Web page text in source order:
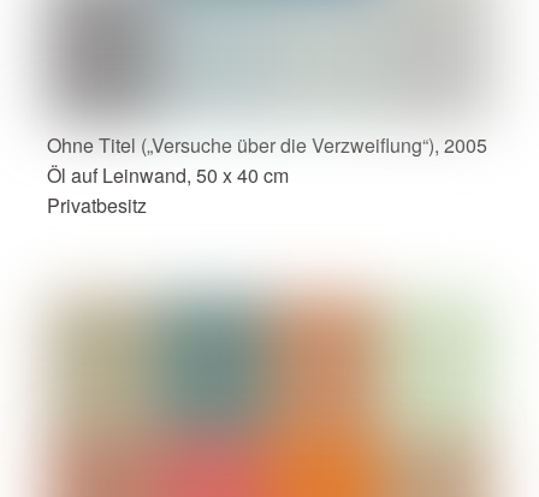
Ohne Titel („Versuche über die Verzweiflung“), 2005
Öl auf Leinwand, 50 x 40 cm
Privatbesitz